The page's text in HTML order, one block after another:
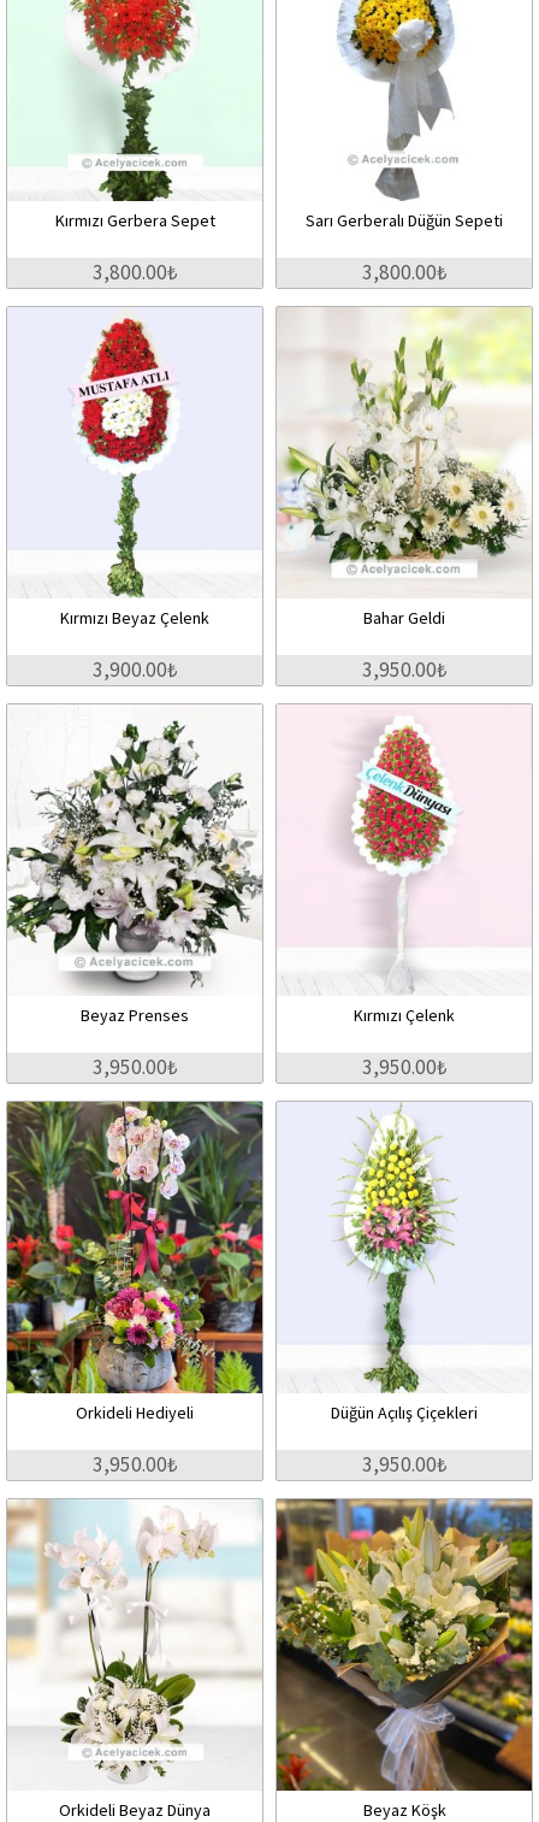
Kırmızı Gerbera Sepet
3,800.00₺
Sarı Gerberalı Düğün Sepeti
3,800.00₺
Kırmızı Beyaz Çelenk
3,900.00₺
Bahar Geldi
3,950.00₺
Beyaz Prenses
3,950.00₺
Kırmızı Çelenk
3,950.00₺
Orkideli Hediyeli
3,950.00₺
Düğün Açılış Çiçekleri
3,950.00₺
Orkideli Beyaz Dünya Beyaz Köşk